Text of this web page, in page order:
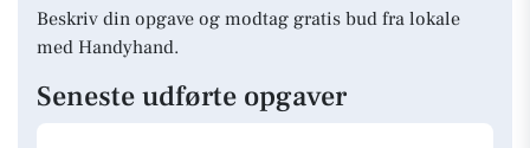
Beskriv din opgave og modtag gratis bud fra lokale
med Handyhand.
Seneste udførte opgaver